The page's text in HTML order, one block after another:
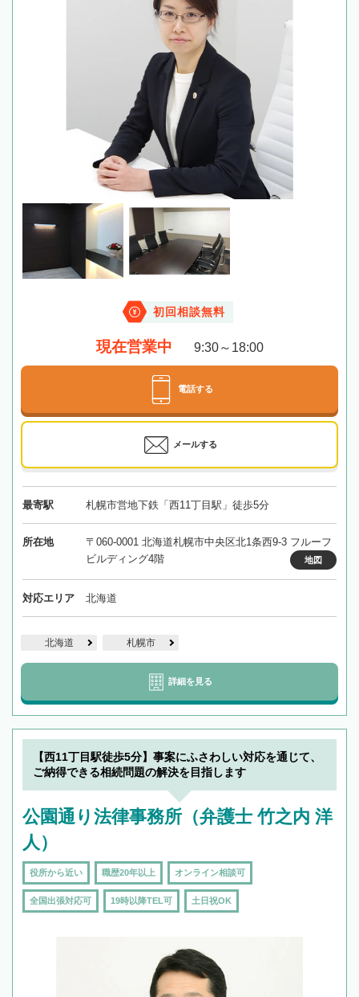
初回相談無料
現在営業中 9:30～18:00
電話する
メールする
最寄駅 札幌市営地下鉄「西11丁目駅」徒歩5分
所在地
〒060-0001 北海道札幌市中央区北1条西9-3 フルーフ
ビルディング4階
地図
対応エリア 北海道
北海道 札幌市
詳細を見る
【西11丁目駅徒歩5分】事案にふさわしい対応を通じて、
ご納得できる相続問題の解決を目指します
公園通り法律事務所（弁護士 竹之内 洋
人）
役所から近い 職歴20年以上 オンライン相談可
全国出張対応可 19時以降TEL可 土日祝OK